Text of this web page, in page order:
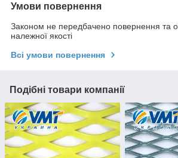
Умови повернення
Законом не передбачено повернення та
належної якості
Всі умови повернення
Подібні товари компанії